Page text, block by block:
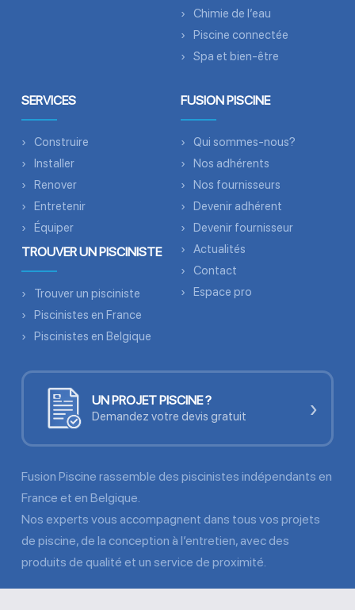
Chimie de l’eau
Piscine connectée
Spa et bien-être
SERVICES
Construire
Installer
Renover
Entretenir
Équiper
TROUVER UN PISCINISTE
Trouver un pisciniste
Piscinistes en France
Piscinistes en Belgique
FUSION PISCINE
Qui sommes-nous?
Nos adhérents
Nos fournisseurs
Devenir adhérent
Devenir fournisseur
Actualités
Contact
Espace pro
UN PROJET PISCINE ?
Demandez votre devis gratuit ›
Fusion Piscine rassemble des piscinistes indépendants en
France et en Belgique.
Nos experts vous accompagnent dans tous vos projets
de piscine, de la conception à l’entretien, avec des
produits de qualité et un service de proximité.